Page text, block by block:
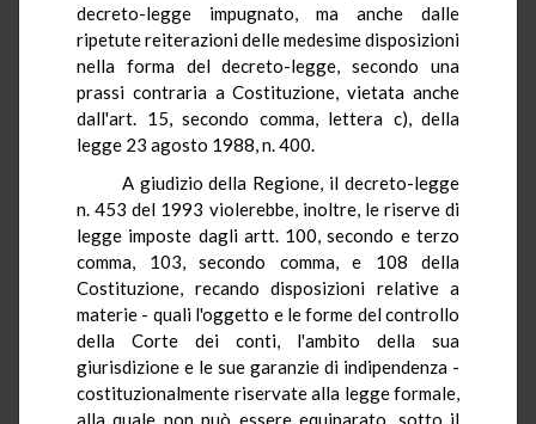
decreto-legge impugnato, ma anche dalle
ripetute reiterazioni delle medesime disposizioni
nella forma del decreto-legge, secondo una
prassi contraria a Costituzione, vietata anche
dall'art. 15, secondo comma, lettera c), della
legge 23 agosto 1988, n. 400.
A giudizio della Regione, il decreto-legge
n. 453 del 1993 violerebbe, inoltre, le riserve di
legge imposte dagli artt. 100, secondo e terzo
comma, 103, secondo comma, e 108 della
Costituzione, recando disposizioni relative a
materie - quali l'oggetto e le forme del controllo
della Corte dei conti, l'ambito della sua
giurisdizione e le sue garanzie di indipendenza -
costituzionalmente riservate alla legge formale,
alla quale non può essere equiparato, sotto il